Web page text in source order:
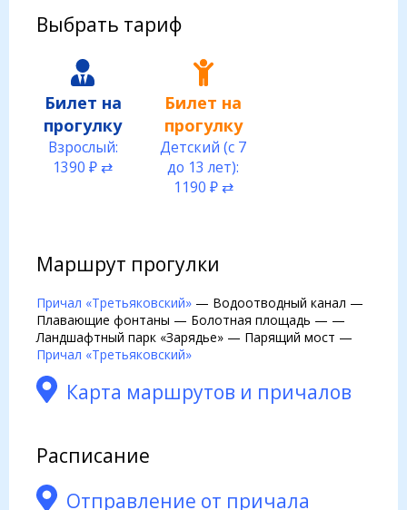
Выбрать тариф
Билет на
прогулку
Взрослый:
1390 ₽ ⇄
Билет на
прогулку
Детский (с 7
до 13 лет):
1190 ₽ ⇄
Маршрут прогулки
Причал «Третьяковский» — Водоотводный канал —
Плавающие фонтаны — Болотная площадь — —
Ландшафтный парк «Зарядье» — Парящий мост —
Причал «Третьяковский»
Карта маршрутов и причалов
Расписание
Отправление от причала